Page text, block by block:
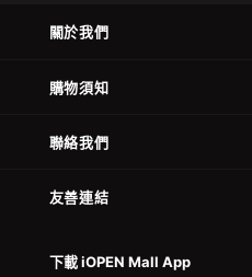
關於我們
購物須知
聯絡我們
友善連結
下載 iOPEN Mall App